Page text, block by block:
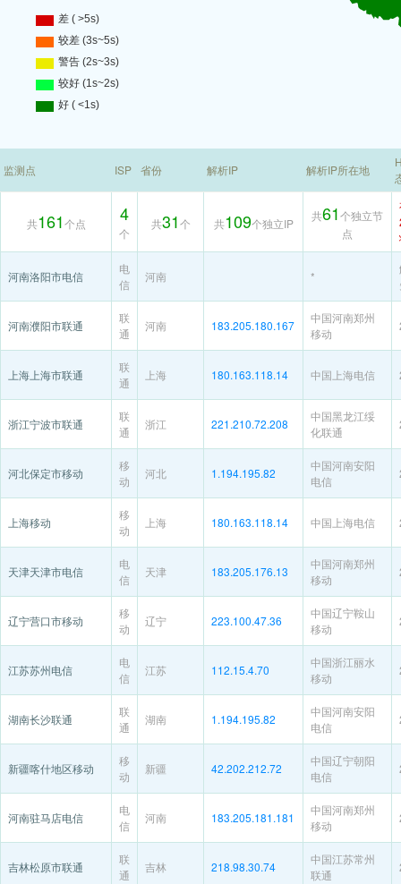
监测点 ISP 省份 解析IP 解析IP所在地
共161个点 4
个
共31个 共109个独立IP
共61个独立节
点
河南洛阳市电信
电
信
河南 *
河南濮阳市联通
联
通
河南 183.205.180.167
中国河南郑州
移动
上海上海市联通
联
通
上海 180.163.118.14 中国上海电信
浙江宁波市联通
联
通
浙江 221.210.72.208
中国黑龙江绥
化联通
河北保定市移动
移
动
河北 1.194.195.82
中国河南安阳
电信
上海移动
移
动
上海 180.163.118.14 中国上海电信
天津天津市电信
电
信
天津 183.205.176.13
中国河南郑州
移动
辽宁营口市移动
移
动
辽宁 223.100.47.36
中国辽宁鞍山
移动
江苏苏州电信
电
信
江苏 112.15.4.70
中国浙江丽水
移动
湖南长沙联通
联
通
湖南 1.194.195.82
中国河南安阳
电信
新疆喀什地区移动
移
动
新疆 42.202.212.72
中国辽宁朝阳
电信
河南驻马店电信
电
信
河南 183.205.181.181
中国河南郑州
移动
吉林松原市联通
联
通
吉林 218.98.30.74
中国江苏常州
联通